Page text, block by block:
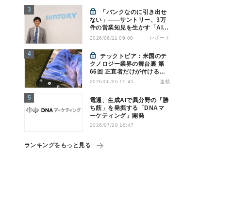
ない」――サントリー、3万
件の営業知見を生かす「AI軍
師」とは
2026/06/11 09:00 レポート
テックトピア：米国のテ
クノロジー業界の舞台裏 第
66回 正直者だけが付けるAI
ラベル - Instagramの透明性
2026/06/26 15:45 連載
電通、生成AIで異分野の「勝
ち筋」を発掘する「DNAマ
ーケティング」開発
2026/07/28 16:47
ランキングをもっと見る